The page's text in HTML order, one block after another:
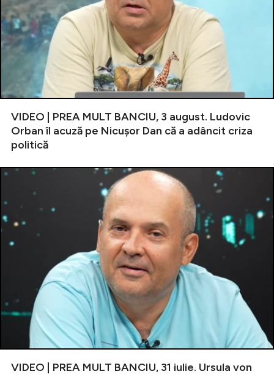
VIDEO | PREA MULT BANCIU, 3 august. Ludovic
Orban îl acuză pe Nicușor Dan că a adâncit criza
politică
VIDEO | PREA MULT BANCIU, 31 iulie. Ursula von